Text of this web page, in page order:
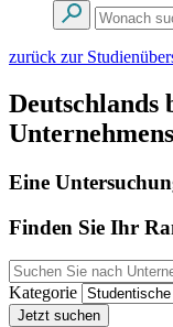
zurück zur
Deutschlands
Eine
Finden Sie Ihr
Kategorie